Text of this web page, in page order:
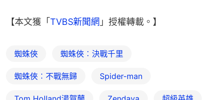
【本文獲「TVBS新聞網 」授權轉載。】
蜘蛛俠 蜘蛛俠︰決戰千里
蜘蛛俠︰不戰無歸 Spider-man